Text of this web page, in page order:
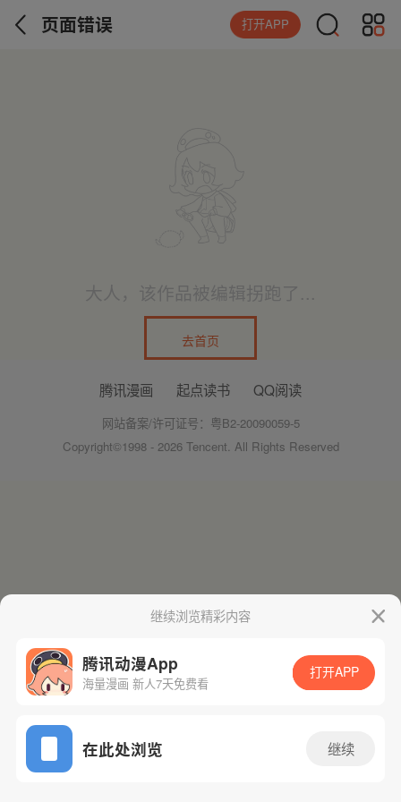
页面错误 打开APP
大人，该作品被编辑拐跑了...
去首页
继续浏览精彩内容
腾讯动漫App
海量漫画 新人7天免费看
打开APP
在此处浏览 继续
腾讯漫画 起点读书 QQ阅读
网站备案/许可证号：粤B2-20090059-5
Copyright©1998 - 2026 Tencent. All Rights Reserved